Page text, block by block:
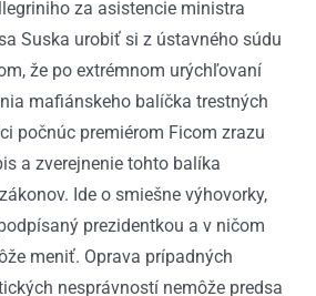
za asistencie ministra
Suska urobiť si z ústavného súdu
že po extrémnom urýchľovaní
mafiánskeho balíčka trestných
počnúc premiérom Ficom zrazu
a zverejnenie tohto balíka
Ide o smiešne výhovorky,
prezidentkou a v ničom
meniť. Oprava prípadných
nesprávností nemôže predsa